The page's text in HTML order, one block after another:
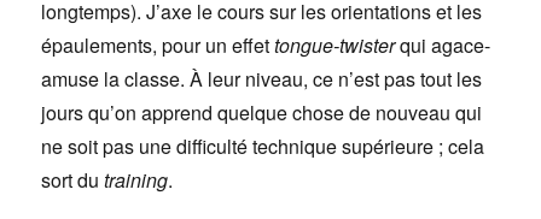
longtemps). J’axe le cours sur les orientations et les
épaulements, pour un effettongue-twisterqui agace-
amuse la classe. À leur niveau, ce n’est pas tout les
jours qu’on apprend quelque chose de nouveau qui
ne soit pas une difficulté technique supérieure ; cela
sort dutraining.